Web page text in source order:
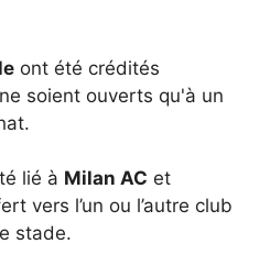
ont été crédités
soient ouverts qu'à un
lié à Milan AC et
vers l’un ou l’autre club
stade.